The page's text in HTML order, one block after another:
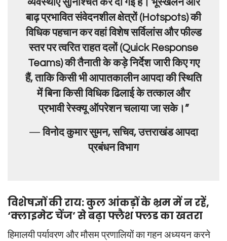
व्यवस्थाएं सुनिश्चित कर दी गई हैं। भूस्खलन और
बाढ़ प्रभावित संवेदनशील क्षेत्रों (Hotspots) की
विधिक पहचान कर वहां विशेष सर्विलांस और फील्ड
स्तर पर त्वरित राहत दलों (Quick Response
Teams) की तैनाती के कड़े निर्देश जारी किए गए
हैं, ताकि किसी भी आपातकालीन आपदा की स्थिति
में बिना किसी विधिक ढिलाई के तत्काल और
प्रभावी रेस्क्यू ऑपरेशन चलाया जा सके।”
—विनोद कुमार सुमन, सचिव, उत्तराखंड आपदा
प्रबंधन विभाग
विशेषज्ञों की राय: कुल आंकड़ों के भ्रम में न रहें,
‘क्लाइमेट चेंज’ से बढ़ा फ्लैश फ्लड का खतरा
हिमालयी पर्यावरण और मौसम प्रणालियों का गहन अध्ययन करने